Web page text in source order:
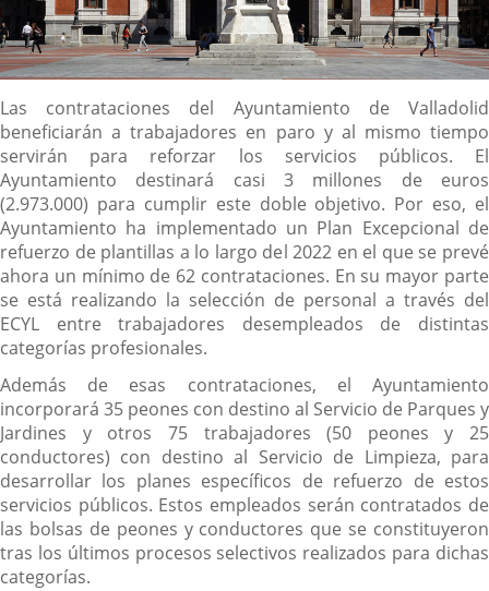
Descripción
Las contrataciones del Ayuntamiento de Valladolid
beneficiarán a trabajadores en paro y al mismo tiempo
servirán para reforzar los servicios públicos. El
Ayuntamiento destinará casi 3 millones de euros
(2.973.000) para cumplir este doble objetivo. Por eso, el
Ayuntamiento ha implementado un Plan Excepcional de
refuerzo de plantillas a lo largo del 2022 en el que se prevé
ahora un mínimo de 62 contrataciones. En su mayor parte
se está realizando la selección de personal a través del
ECYL entre trabajadores desempleados de distintas
categorías profesionales.
Además de esas contrataciones, el Ayuntamiento
incorporará 35 peones con destino al Servicio de Parques y
Jardines y otros 75 trabajadores (50 peones y 25
conductores) con destino al Servicio de Limpieza, para
desarrollar los planes específicos de refuerzo de estos
servicios públicos. Estos empleados serán contratados de
las bolsas de peones y conductores que se constituyeron
tras los últimos procesos selectivos realizados para dichas
categorías.